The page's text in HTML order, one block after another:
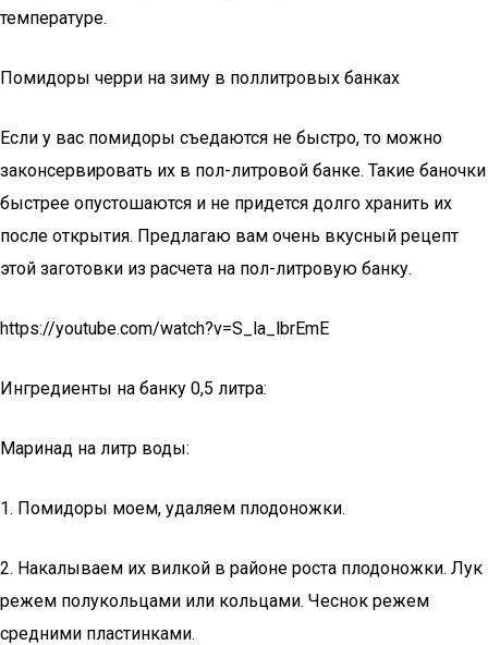
температуре.
Помидоры черри на зиму в поллитровых банках
Если у вас помидоры съедаются не быстро, то можно
законсервировать их в пол-литровой банке. Такие баночки
быстрее опустошаются и не придется долго хранить их
после открытия. Предлагаю вам очень вкусный рецепт
этой заготовки из расчета на пол-литровую банку.
https://youtube.com/watch?v=S_la_lbrEmE
Ингредиенты на банку 0,5 литра:
Маринад на литр воды:
1. Помидоры моем, удаляем плодоножки.
2. Накалываем их вилкой в районе роста плодоножки. Лук
режем полукольцами или кольцами. Чеснок режем
средними пластинками.